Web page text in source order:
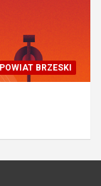
POWIAT BRZESKI